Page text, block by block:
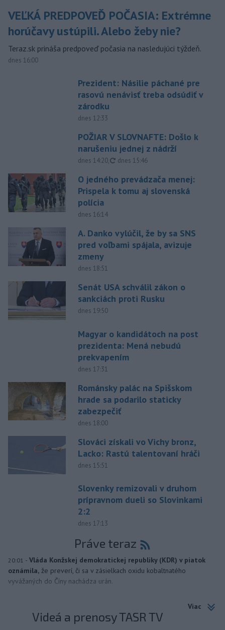
VEĽKÁ PREDPOVEĎ POČASIA: Extrémne
horúčavy ustúpili. Alebo žeby nie?
Teraz.sk prináša predpoveď počasia na nasledujúci týždeň.
dnes 16:00
Prezident: Násilie páchané pre
rasovú nenávisť treba odsúdiť v
zárodku
dnes 12:33
POŽIAR V SLOVNAFTE: Došlo k
narušeniu jednej z nádrží
dnes 14:20, aktualizované
dnes 15:46
O jedného prevádzača menej:
Prispela k tomu aj slovenská
polícia
dnes 16:14
A. Danko vylúčil, že by sa SNS
pred voľbami spájala, avizuje
zmeny
dnes 18:51
Senát USA schválil zákon o
sankciách proti Rusku
dnes 19:50
Magyar o kandidátoch na post
prezidenta: Mená nebudú
prekvapením
dnes 17:31
Románsky palác na Spišskom
hrade sa podarilo staticky
zabezpečiť
dnes 18:00
Slováci získali vo Vichy bronz,
Lacko: Rastú talentovaní hráči
dnes 15:51
Slovenky remizovali v druhom
prípravnom dueli so Slovinkami
2:2
dnes 17:13
Práve teraz
20:01 - Vláda Konžskej demokratickej republiky (KDR) v piatok
oznámila, že preverí, či sa v zásielkach oxidu kobaltnatého
vyvážaných do Číny nachádza urán.
Viac
Videá a prenosy TASR TV